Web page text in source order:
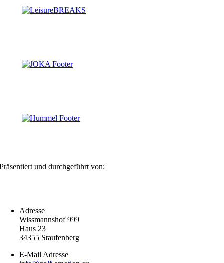
Präsentiert und durchgeführt von:
Adresse
Wissmannshof 999
Haus 23
34355 Staufenberg
E-Mail Adresse